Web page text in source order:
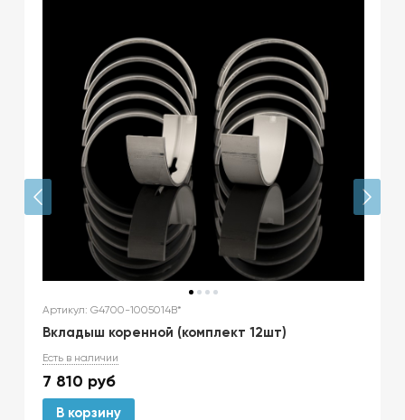
Артикул: G4700-1005014B*
Вкладыш коренной (комплект 12шт)
Есть в наличии
7 810 руб
В корзину